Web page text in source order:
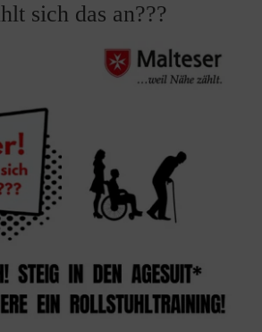
sich das an???